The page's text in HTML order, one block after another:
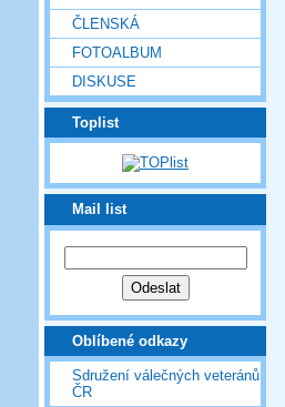
ČLENSKÁ
FOTOALBUM
DISKUSE
Toplist
Mail list
Oblíbené odkazy
Sdružení válečných veteránů
ČR